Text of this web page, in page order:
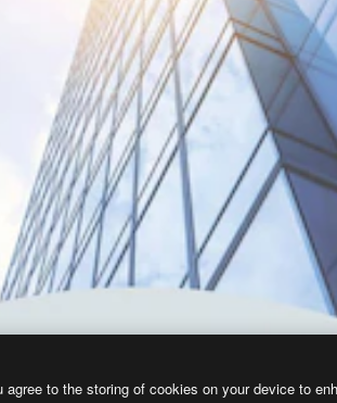
agree to the storing of cookies on your device to